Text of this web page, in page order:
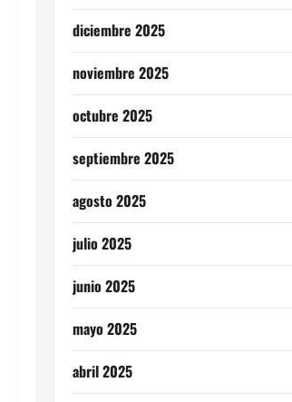
diciembre 2025
noviembre 2025
octubre 2025
septiembre 2025
agosto 2025
julio 2025
junio 2025
mayo 2025
abril 2025